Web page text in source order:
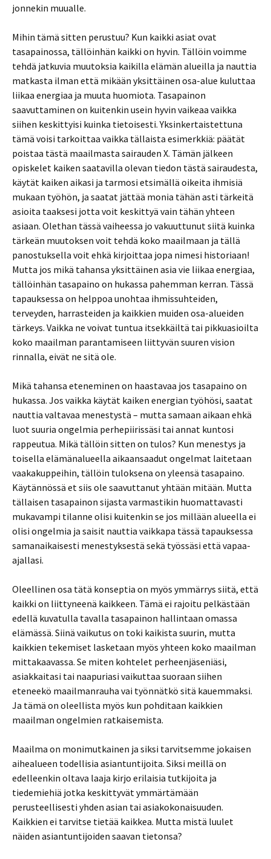
jonnekin muualle.
Mihin tämä sitten perustuu? Kun kaikki asiat ovat
tasapainossa, tällöinhän kaikki on hyvin. Tällöin voimme
tehdä jatkuvia muutoksia kaikilla elämän alueilla ja nauttia
matkasta ilman että mikään yksittäinen osa-alue kuluttaa
liikaa energiaa ja muuta huomiota. Tasapainon
saavuttaminen on kuitenkin usein hyvin vaikeaa vaikka
siihen keskittyisi kuinka tietoisesti. Yksinkertaistettuna
tämä voisi tarkoittaa vaikka tällaista esimerkkiä: päätät
poistaa tästä maailmasta sairauden X. Tämän jälkeen
opiskelet kaiken saatavilla olevan tiedon tästä sairaudesta,
käytät kaiken aikasi ja tarmosi etsimällä oikeita ihmisiä
mukaan työhön, ja saatat jättää monia tähän asti tärkeitä
asioita taaksesi jotta voit keskittyä vain tähän yhteen
asiaan. Olethan tässä vaiheessa jo vakuuttunut siitä kuinka
tärkeän muutoksen voit tehdä koko maailmaan ja tällä
panostuksella voit ehkä kirjoittaa jopa nimesi historiaan!
Mutta jos mikä tahansa yksittäinen asia vie liikaa energiaa,
tällöinhän tasapaino on hukassa pahemman kerran. Tässä
tapauksessa on helppoa unohtaa ihmissuhteiden,
terveyden, harrasteiden ja kaikkien muiden osa-alueiden
tärkeys. Vaikka ne voivat tuntua itsekkäiltä tai pikkuasioilta
koko maailman parantamiseen liittyvän suuren vision
rinnalla, eivät ne sitä ole.
Mikä tahansa eteneminen on haastavaa jos tasapaino on
hukassa. Jos vaikka käytät kaiken energian työhösi, saatat
nauttia valtavaa menestystä – mutta samaan aikaan ehkä
luot suuria ongelmia perhepiirissäsi tai annat kuntosi
rappeutua. Mikä tällöin sitten on tulos? Kun menestys ja
toisella elämänalueella aikaansaadut ongelmat laitetaan
vaakakuppeihin, tällöin tuloksena on yleensä tasapaino.
Käytännössä et siis ole saavuttanut yhtään mitään. Mutta
tällaisen tasapainon sijasta varmastikin huomattavasti
mukavampi tilanne olisi kuitenkin se jos millään alueella ei
olisi ongelmia ja saisit nauttia vaikkapa tässä tapauksessa
samanaikaisesti menestyksestä sekä työssäsi että vapaa-
ajallasi.
Oleellinen osa tätä konseptia on myös ymmärrys siitä, että
kaikki on liittyneenä kaikkeen. Tämä ei rajoitu pelkästään
edellä kuvatulla tavalla tasapainon hallintaan omassa
elämässä. Siinä vaikutus on toki kaikista suurin, mutta
kaikkien tekemiset lasketaan myös yhteen koko maailman
mittakaavassa. Se miten kohtelet perheenjäseniäsi,
asiakkaitasi tai naapuriasi vaikuttaa suoraan siihen
eteneekö maailmanrauha vai työnnätkö sitä kauemmaksi.
Ja tämä on oleellista myös kun pohditaan kaikkien
maailman ongelmien ratkaisemista.
Maailma on monimutkainen ja siksi tarvitsemme jokaisen
aihealueen todellisia asiantuntijoita. Siksi meillä on
edelleenkin oltava laaja kirjo erilaisia tutkijoita ja
tiedemiehiä jotka keskittyvät ymmärtämään
perusteellisesti yhden asian tai asiakokonaisuuden.
Kaikkien ei tarvitse tietää kaikkea. Mutta mistä luulet
näiden asiantuntijoiden saavan tietonsa?